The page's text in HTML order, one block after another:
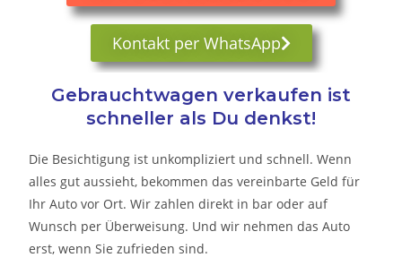
Kontakt per WhatsApp
Gebrauchtwagen verkaufen ist
schneller als Du denkst!
Die Besichtigung ist unkompliziert und schnell. Wenn
alles gut aussieht, bekommen das vereinbarte Geld für
Ihr Auto vor Ort. Wir zahlen direkt in bar oder auf
Wunsch per Überweisung. Und wir nehmen das Auto
erst, wenn Sie zufrieden sind.